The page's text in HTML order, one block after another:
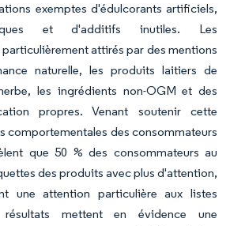
exemptes d'édulcorants artificiels,
et d'additifs inutiles. Les
attirés par des mentions
naturelle, les produits laitiers de
les ingrédients non-OGM et des
propres. Venant soutenir cette
comportementales des consommateurs
que 50 % des consommateurs au
des produits avec plus d'attention,
une attention particulière aux listes
mettent en évidence une